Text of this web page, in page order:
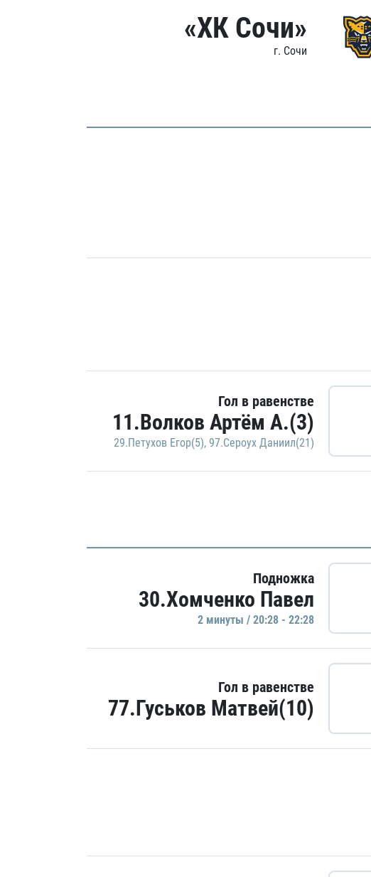
«ХК Сочи»
г. Сочи
Гол в равенстве
11.Волков Артём А.(3)
29.Петухов Егор(5), 97.Сероух Даниил(21)
Подножка
30.Хомченко Павел
2 минуты / 20:28 - 22:28
Гол в равенстве
77.Гуськов Матвей(10)